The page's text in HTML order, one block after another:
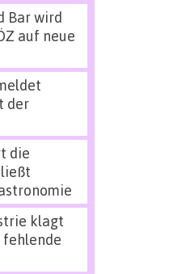
Bar wird
auf neue
der
die
klagt
fehlende